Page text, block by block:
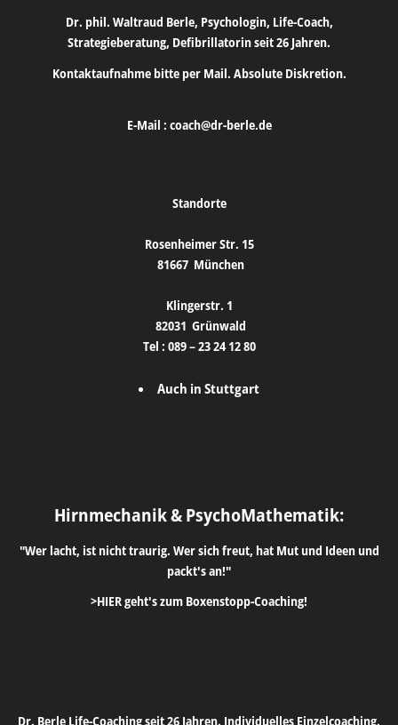
Dr. phil. Waltraud Berle, Psychologin, Life-Coach,
Strategieberatung, Defibrillatorin seit 26 Jahren.
Kontaktaufnahme bitte per Mail. Absolute Diskretion.
E-Mail : coach@dr-berle.de
Standorte
Rosenheimer Str. 15
81667 München
Klingerstr. 1
82031 Grünwald
Tel : 089 – 23 24 12 80
Auch in Stuttgart
Hirnmechanik & PsychoMathematik:
"Wer lacht, ist nicht traurig. Wer sich freut, hat Mut und Ideen und
packt's an!"
>HIER geht's zum Boxenstopp-Coaching!
Dr. Berle Life-Coaching seit 26 Jahren. Individuelles Einzelcoaching.